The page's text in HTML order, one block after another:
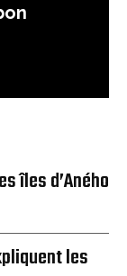
îles d’Aného
les